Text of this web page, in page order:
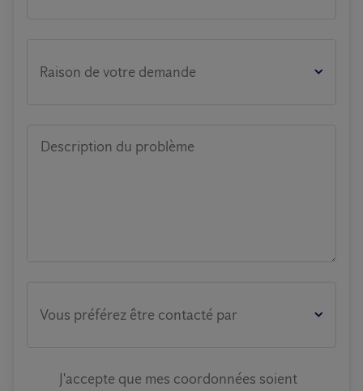
Raison de votre demande
Description du problème
Vous préférez être contacté par
J'accepte que mes coordonnées soient